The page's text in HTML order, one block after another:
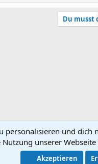
Du musst
®
personalisieren und
unserer
Akzeptieren